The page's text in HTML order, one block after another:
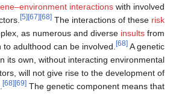
develop fromgene–environment interactions
vulnerability factors.
[5] [67]
The
factors are complex, as numerous and
conception to adulthood can be
predisposition on its own, without interacting
factors, will not give rise to the
schizophrenia.
[68] [69]The genetic